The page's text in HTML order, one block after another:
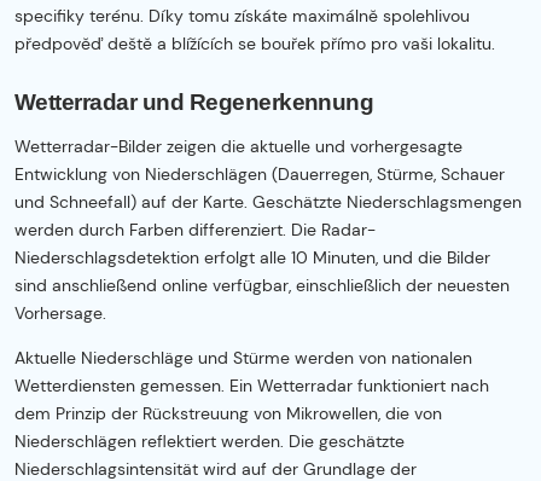
specifiky terénu. Díky tomu získáte maximálně spolehlivou
předpověď deště a blížících se bouřek přímo pro vaši lokalitu.
Wetterradar und Regenerkennung
Wetterradar-Bilder zeigen die aktuelle und vorhergesagte
Entwicklung von Niederschlägen (Dauerregen, Stürme, Schauer
und Schneefall) auf der Karte. Geschätzte Niederschlagsmengen
werden durch Farben differenziert. Die Radar-
Niederschlagsdetektion erfolgt alle 10 Minuten, und die Bilder
sind anschließend online verfügbar, einschließlich der neuesten
Vorhersage.
Aktuelle Niederschläge und Stürme werden von nationalen
Wetterdiensten gemessen. Ein Wetterradar funktioniert nach
dem Prinzip der Rückstreuung von Mikrowellen, die von
Niederschlägen reflektiert werden. Die geschätzte
Niederschlagsintensität wird auf der Grundlage der